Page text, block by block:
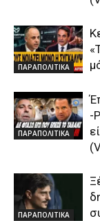
ΠΑΡΑΠΟΛΙΤΙΚΑ
ΠΑΡΑΠΟΛΙΤΙΚΑ
-
ΠΑΡΑΠΟΛΙΤΙΚΑ